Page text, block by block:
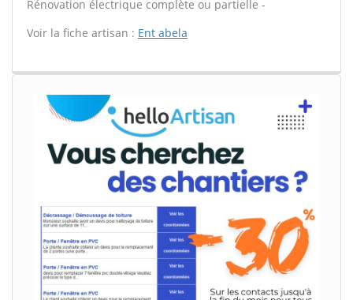
Rénovation électrique complète ou partielle -
Voir la fiche artisan : Ent abela